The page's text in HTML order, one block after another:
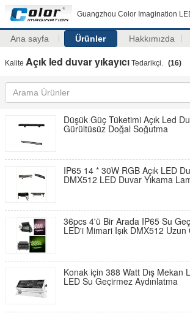
Guangzhou Color Imagination
Ana sayfa Ürünler Hakkımızda
Kalite Açık led duvar yıkayıcı Tedarikçi. (16)
Düşük Güç Tüketimi Açık Led
Gürültüsüz Doğal Soğutma
IP65 14 * 30W RGB Açık LED
DMX512 LED Duvar Yıkama
36pcs 4'ü Bir Arada IP65 Su
LED'i Mimari Işık DMX512 Uzun
Konak için 388 Watt Dış Mekan
LED Su Geçirmez Aydınlatma